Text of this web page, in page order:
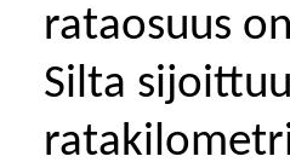
rataosuus
Silta